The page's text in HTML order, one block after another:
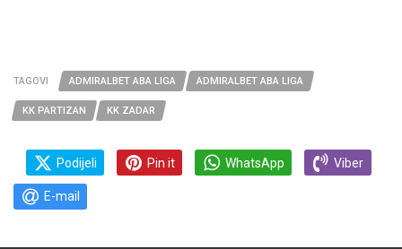
TAGOVI ADMIRALBET ABA LIGA ADMIRALBET ABA LIGA
KK PARTIZAN KK ZADAR
Podijeli Pin it WhatsApp Viber
E-mail